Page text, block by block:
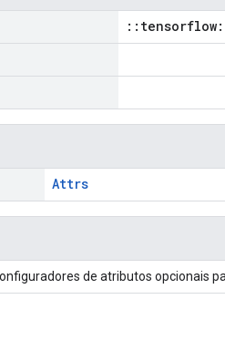
Attrs
de atributos opcionais